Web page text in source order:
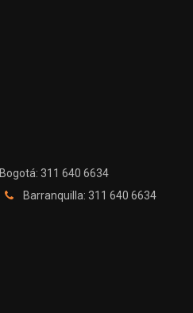
Bogotá: 311 640 6634
Barranquilla: 311 640 6634